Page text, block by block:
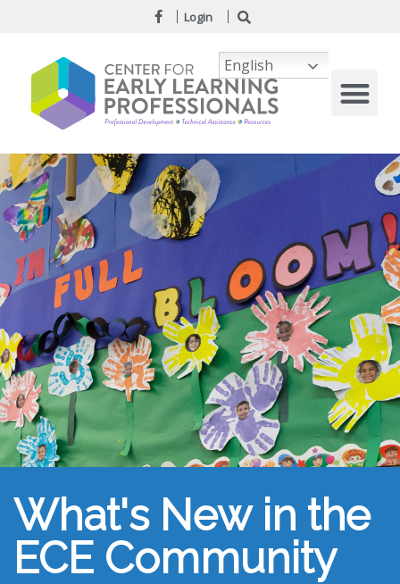
Login
What's New in the
ECE Community
English